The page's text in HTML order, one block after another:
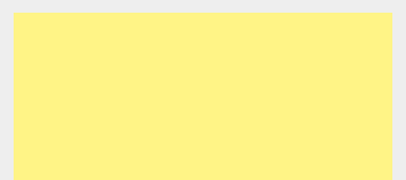
Kostenlos Registrieren